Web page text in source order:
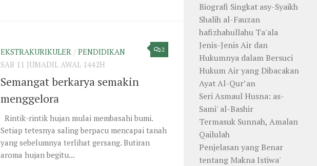
2
EKSTRAKURIKULER / PENDIDIKAN
SAB 11 JUMADIL AWAL 1442H
Semangat berkarya semakin
menggelora
Rintik-rintik hujan mulai membasahi bumi.
Setiap tetesnya saling berpacu mencapai tanah
yang sebelumnya terlihat gersang. Butiran
aroma hujan begitu...
Biografi Singkat asy-Syaikh
Shalih al-Fauzan
hafizhahullahu Ta'ala
Jenis-Jenis Air dan
Hukumnya dalam Bersuci
Hukum Air yang Dibacakan
Ayat Al-Qur’an
Seri Asmaul Husna: as-
Sami' al-Bashir
Termasuk Sunnah, Amalan
Qailulah
Penjelasan yang Benar
tentang Makna Istiwa'